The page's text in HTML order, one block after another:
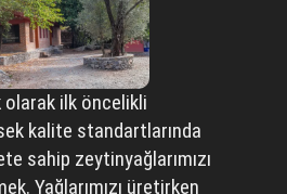
olarak ilk öncelikli
kalite standartlarında
sahip zeytinyağlarımızı
Yağlarımızı üretirken